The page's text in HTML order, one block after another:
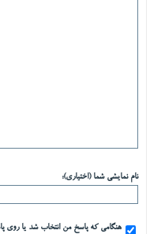
نام نمایشی شما (اختیاری):
هنگامی که پاسخ من انتخاب شد یا روی